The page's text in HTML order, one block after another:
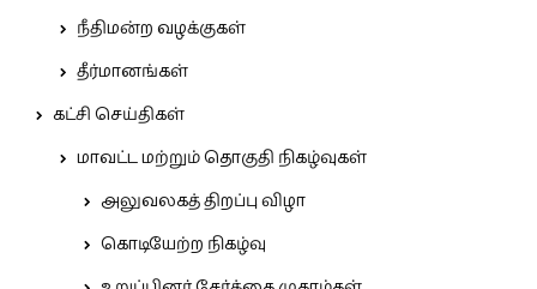
நீதிமன்ற வழக்குகள்
தீர்மானங்கள்
கட்சி செய்திகள்
மாவட்ட மற்றும் தொகுதி நிகழ்வுகள்
அலுவலகத் திறப்பு விழா
கொடியேற்ற நிகழ்வு